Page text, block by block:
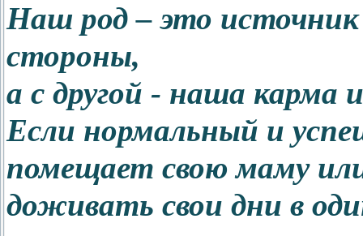
Наш род – это
стороны,
а с другой - наша карма
Если нормальный и
помещает свою маму
доживать свои дни в